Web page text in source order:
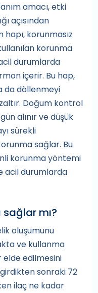
amacı, etki
açısından
hapı, korunmasız
korunma
durumlarda
içerir. Bu hap,
da döllenmeyi
Doğum kontrol
alınır ve düşük
sürekli
sağlar. Bu
korunma yöntemi
acil durumlarda
mı?
oluşumunu
ve kullanma
elde edilmesini
sonraki 72
ilaç ne kadar